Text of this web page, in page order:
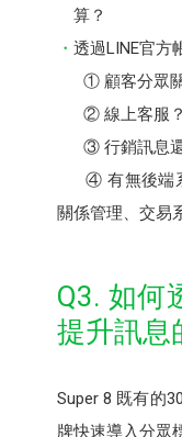
算？
透過LINE官方
① 顧客分眾關
② 線上客服？
③ 行銷訊息還
④ 有無後端系
關係管理、交易
Q3. 如何
提升訊息
Super 8 既有的
牌快速導入分眾